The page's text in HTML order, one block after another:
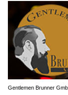
Gentlemen Brunner